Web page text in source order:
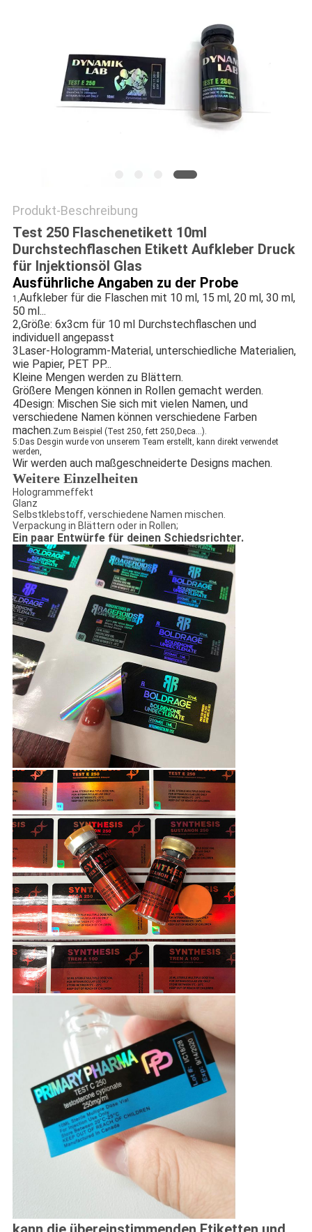
Produkt-Beschreibung
Test 250 Flaschenetikett 10ml
Durchstechflaschen Etikett Aufkleber Druck
für Injektionsöl Glas
Ausführliche Angaben zu der Probe
1,Aufkleber für die Flaschen mit 10 ml, 15 ml, 20 ml, 30 ml,
50 ml...
2,Größe: 6x3cm für 10 ml Durchstechflaschen und
individuell angepasst
3Laser-Hologramm-Material, unterschiedliche Materialien,
wie Papier, PET PP...
Kleine Mengen werden zu Blättern.
Größere Mengen können in Rollen gemacht werden.
4Design: Mischen Sie sich mit vielen Namen, und
verschiedene Namen können verschiedene Farben
machen.Zum Beispiel (Test 250, fett 250,Deca...).
5: Das Desgin wurde von unserem Team erstellt, kann direkt verwendet
werden,
Wir werden auch maßgeschneiderte Designs machen.
Weitere Einzelheiten
Hologrammeffekt
Glanz
Selbstklebstoff, verschiedene Namen mischen.
Verpackung in Blättern oder in Rollen;
Ein paar Entwürfe für deinen Schiedsrichter.